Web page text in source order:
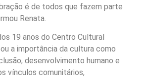
é de todos que fazem parte
Renata.
19 anos do Centro Cultural
a importância da cultura como
desenvolvimento humano e
vínculos comunitários,